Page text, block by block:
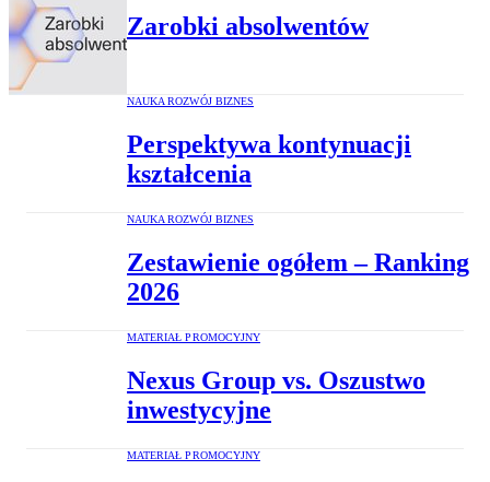
Zarobki absolwentów
NAUKA ROZWÓJ BIZNES
Perspektywa kontynuacji
kształcenia
NAUKA ROZWÓJ BIZNES
Zestawienie ogółem – Ranking
2026
MATERIAŁ PROMOCYJNY
Nexus Group vs. Oszustwo
inwestycyjne
MATERIAŁ PROMOCYJNY